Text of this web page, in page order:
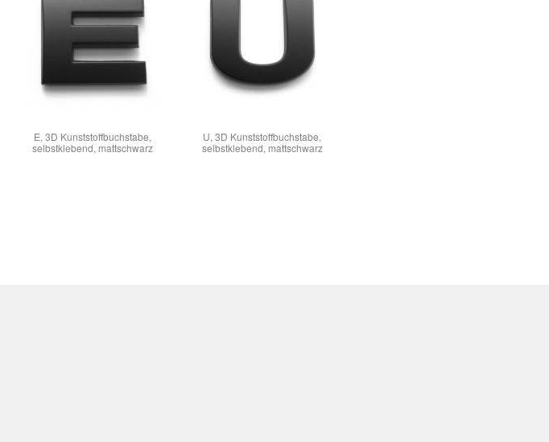
E, 3D Kunststoffbuchstabe,
selbstklebend, mattschwarz
U, 3D Kunststoffbuchstabe,
selbstklebend, mattschwarz